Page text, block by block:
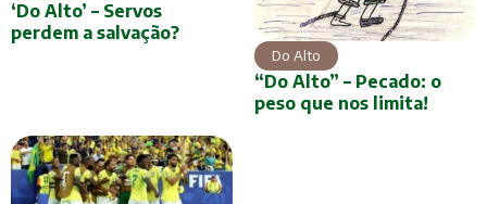
‘Do Alto’ – Servos
perdem a salvação?
Do Alto
“Do Alto” – Pecado: o
peso que nos limita!